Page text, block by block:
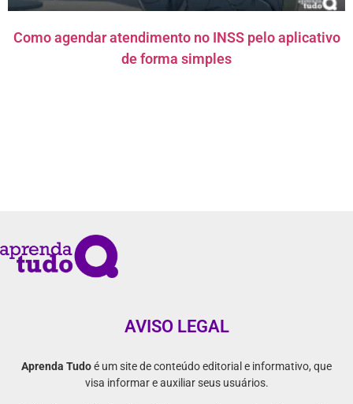
Como agendar atendimento no INSS pelo aplicativo
de forma simples
AVISO LEGAL
Aprenda Tudoé um site de conteúdo editorial e informativo, que
visa informar e auxiliar seus usuários.